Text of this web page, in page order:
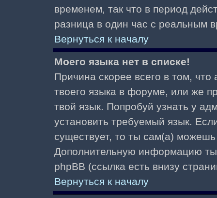
временем, так что в период
разница в один час с реальным
Вернуться к началу
Моего языка нет в списке!
Причина скорее всего в том,
твоего языка в форуме, или же
твой язык. Попробуй узнать у
установить требуемый язык.
существует, то ты сам(а)
Дополнительную информацию
phpBB (ссылка есть внизу
Вернуться к началу